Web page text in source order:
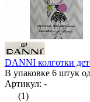
DANNI колготки
В упаковке 6 штук
Артикул: -
(1)